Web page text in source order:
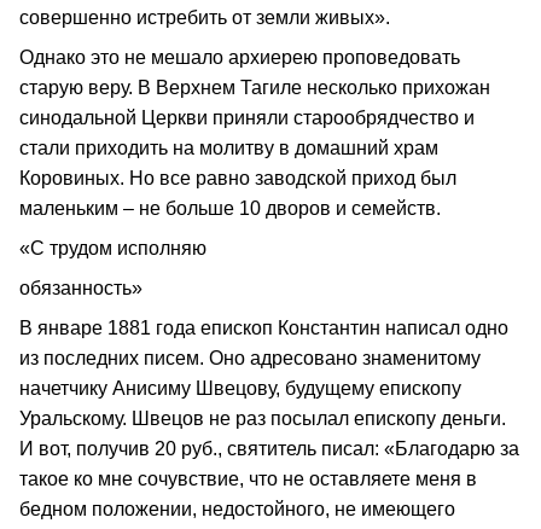
совершенно истребить от земли живых».
Однако это не мешало архиерею проповедовать
старую веру. В Верхнем Тагиле несколько прихожан
синодальной Церкви приняли старообрядчество и
стали приходить на молитву в домашний храм
Коровиных. Но все равно заводской приход был
маленьким – не больше 10 дворов и семейств.
«С трудом исполняю
обязанность»
В январе 1881 года епископ Константин написал одно
из последних писем. Оно адресовано знаменитому
начетчику Анисиму Швецову, будущему епископу
Уральскому. Швецов не раз посылал епископу деньги.
И вот, получив 20 руб., святитель писал: «Благодарю за
такое ко мне сочувствие, что не оставляете меня в
бедном положении, недостойного, не имеющего